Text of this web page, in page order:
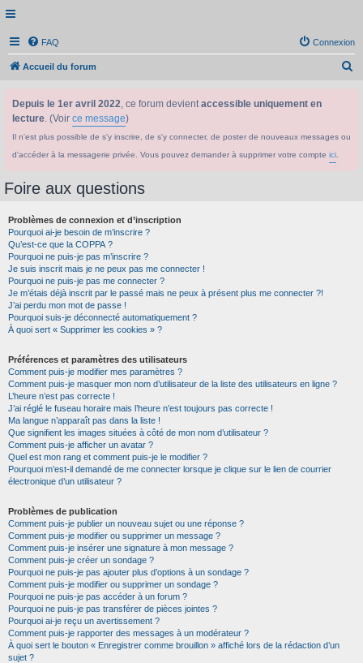
FAQ Connexion
Accueil du forum
Depuis le 1er avril 2022, ce forum devientaccessible uniquement en
lecture. (Voir ce message)
Il n'est plus possible de s'y inscrire, de s'y connecter, de poster de nouveaux messages ou
d'accéder à la messagerie privée. Vous pouvez demander à supprimer votre compte ici
Foire aux questions
Problèmes de connexion et d’inscription
Pourquoi ai-je besoin de m’inscrire ?
Qu’est-ce que la COPPA ?
Pourquoi ne puis-je pas m’inscrire ?
Je suis inscrit mais je ne peux pas me connecter !
Pourquoi ne puis-je pas me connecter ?
Je m’étais déjà inscrit par le passé mais ne peux à présent plus me connecter ?!
J’ai perdu mon mot de passe !
Pourquoi suis-je déconnecté automatiquement ?
À quoi sert « Supprimer les cookies » ?
Préférences et paramètres des utilisateurs
Comment puis-je modifier mes paramètres ?
Comment puis-je masquer mon nom d’utilisateur de la liste des utilisateurs en ligne ?
L’heure n’est pas correcte !
J’ai réglé le fuseau horaire mais l’heure n’est toujours pas correcte !
Ma langue n’apparaît pas dans la liste !
Que signifient les images situées à côté de mon nom d’utilisateur ?
Comment puis-je afficher un avatar ?
Quel est mon rang et comment puis-je le modifier ?
Pourquoi m’est-il demandé de me connecter lorsque je clique sur le lien de courrier
électronique d’un utilisateur ?
Problèmes de publication
Comment puis-je publier un nouveau sujet ou une réponse ?
Comment puis-je modifier ou supprimer un message ?
Comment puis-je insérer une signature à mon message ?
Comment puis-je créer un sondage ?
Pourquoi ne puis-je pas ajouter plus d’options à un sondage ?
Comment puis-je modifier ou supprimer un sondage ?
Pourquoi ne puis-je pas accéder à un forum ?
Pourquoi ne puis-je pas transférer de pièces jointes ?
Pourquoi ai-je reçu un avertissement ?
Comment puis-je rapporter des messages à un modérateur ?
À quoi sert le bouton « Enregistrer comme brouillon » affiché lors de la rédaction d’un
sujet ?